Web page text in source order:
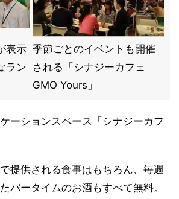
表示
ラン
季節ごとのイベントも開催
される「シナジーカフェ
GMO Yours」
ーションスペース「シナジーカフ
提供される食事はもちろん、毎週
バータイムのお酒もすべて無料。